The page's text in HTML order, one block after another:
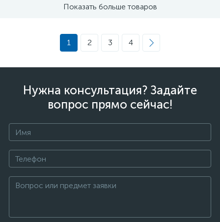
Показать больше товаров
1 2 3 4
Нужна консультация? Задайте
вопрос прямо сейчас!